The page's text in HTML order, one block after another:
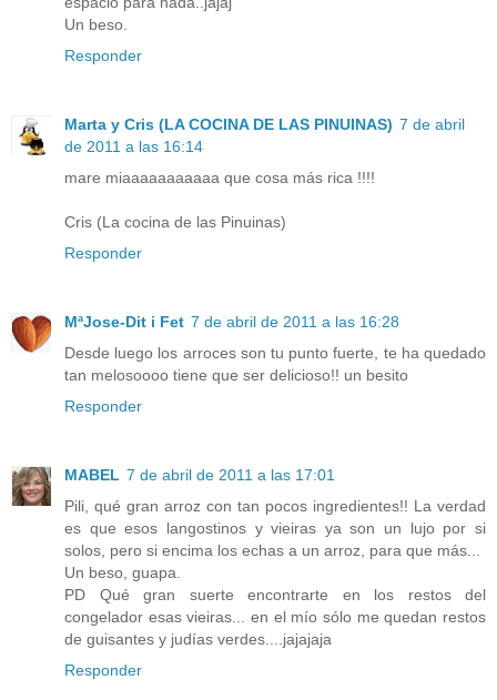
Un beso.
Responder
Marta y Cris (LA COCINA DE LAS PINUINAS) 7 de abril
de 2011 a las 16:14
mare miaaaaaaaaaaa que cosa más rica !!!!
Cris (La cocina de las Pinuinas)
Responder
MªJose-Dit i Fet 7 de abril de 2011 a las 16:28
Desde luego los arroces son tu punto fuerte, te ha quedado
tan melosoooo tiene que ser delicioso!! un besito
Responder
MABEL 7 de abril de 2011 a las 17:01
Pili, qué gran arroz con tan pocos ingredientes!! La verdad
es que esos langostinos y vieiras ya son un lujo por si
solos, pero si encima los echas a un arroz, para que más...
Un beso, guapa.
PD Qué gran suerte encontrarte en los restos del
congelador esas vieiras... en el mío sólo me quedan restos
de guisantes y judías verdes....jajajaja
Responder